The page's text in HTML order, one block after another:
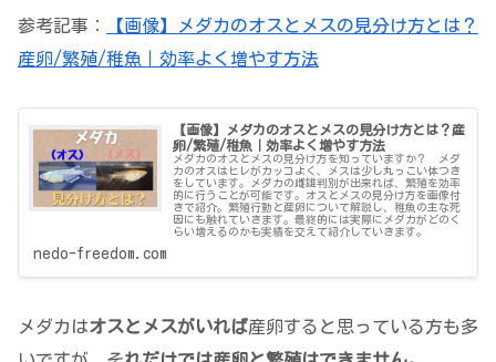
参考記事：
【画像】メダカのオスとメスの見分け方とは？
産卵/繁殖/稚魚｜効率よく増やす方法
【画像】メダカのオスとメスの見分け方とは？産
卵/繁殖/稚魚｜効率よく増やす方法
メダカのオスとメスの見分け方を知っていますか？ メダ
カのオスはヒレがカッコよく、メスは少し丸っこい体つき
をしています。メダカの雌雄判別が出来れば、繁殖を効率
的に行うことが可能です。オスとメスの見分け方を画像付
きで紹介。繁殖行動と産卵について解説し、稚魚の主な死
因にも触れていきます。最終的には実際にメダカがどのく
らい増えるのかも実績を交えて紹介していきます。
nedo-freedom.com
メダカはオスとメスがいれば産卵すると思っている方も多